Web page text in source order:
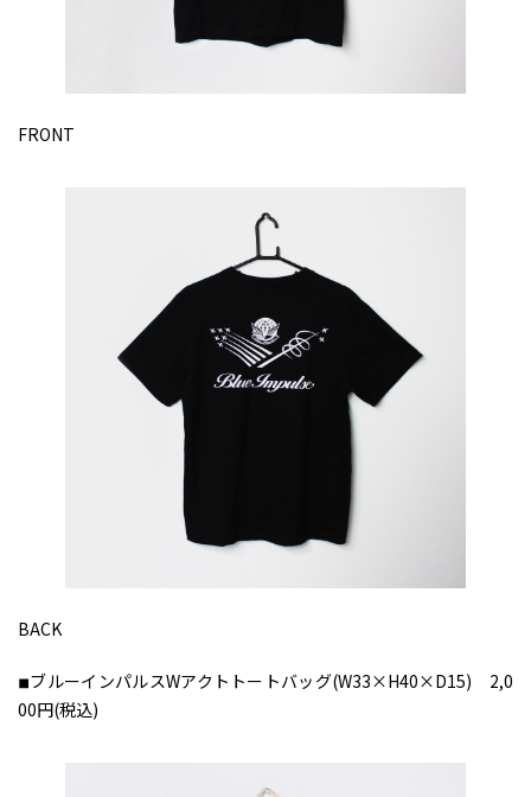
FRONT
BACK
◾︎ブルーインパルスWアクトトートバッグ(W33×H40×D15) 2,0
00円(税込)